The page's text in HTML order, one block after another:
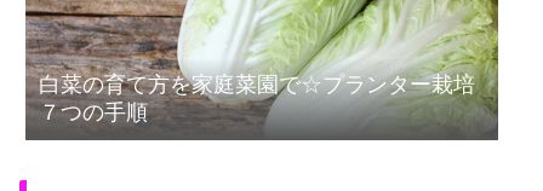
白菜の育て方を家庭菜園で☆プランター栽培
７つの手順